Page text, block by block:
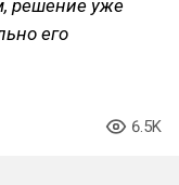
решение уже
его
6.5K